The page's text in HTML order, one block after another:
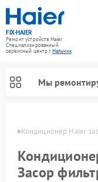
FIX-HAIER
Ремонт устройств Haier
Специализированный
cервисный центр г.Нальчик
Мы
Кондиционер Haier
Засор